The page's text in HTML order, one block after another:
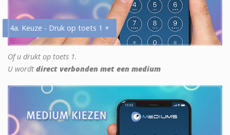
4a. Keuze - Druk op toets 1 +
Of u drukt op toets 1.
U wordt direct verbonden met een medium